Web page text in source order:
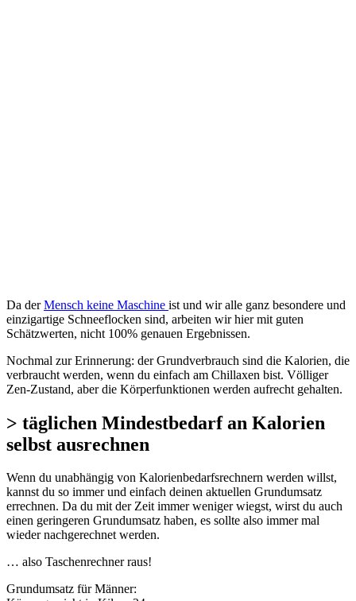
Da derMensch keine Maschine ist und wir alle ganz besondere und
einzigartige Schneeflocken sind, arbeiten wir hier mit guten
Schätzwerten, nicht 100% genauen Ergebnissen.
Nochmal zur Erinnerung: der Grundverbrauch sind die Kalorien, die
verbraucht werden, wenn du einfach am Chillaxen bist. Völliger
Zen-Zustand, aber die Körperfunktionen werden aufrecht gehalten.
> täglichen Mindestbedarf an Kalorien
selbst ausrechnen
Wenn du unabhängig von Kalorienbedarfsrechnern werden willst,
kannst du so immer und einfach deinen aktuellen Grundumsatz
errechnen. Da du mit der Zeit immer weniger wiegst, wirst du auch
einen geringeren Grundumsatz haben, es sollte also immer mal
wieder nachgerechnet werden.
… also Taschenrechner raus!
Grundumsatz für Männer: